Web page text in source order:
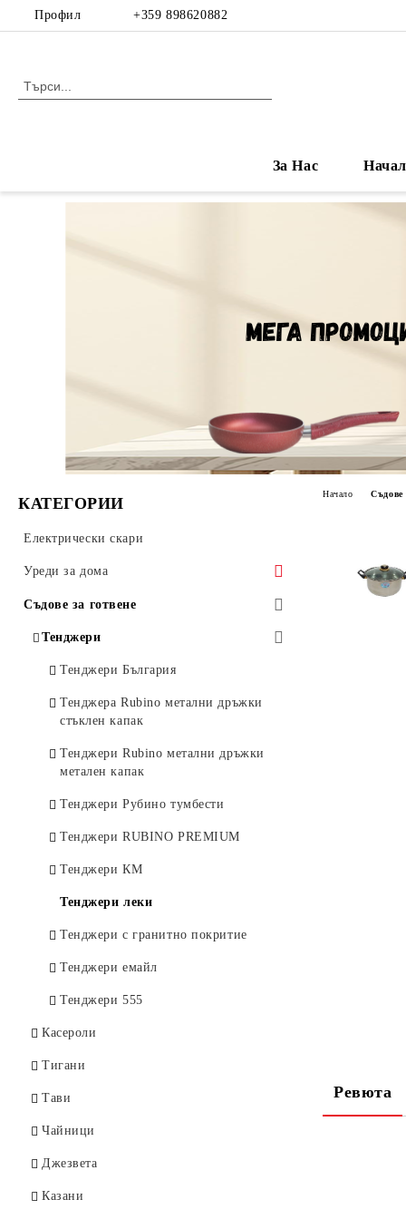
Профил +359 898620882
За Нас
КАТЕГОРИИ
Електрически скари
Уреди за дома
Електрически уреди
Чушкопек
Готварски печки
Домакински уреди
Бързовари
Електрически одеала
Газови уреди
Газови котлони без защита
Газови котлони за открито
Съдове за готвене
Тенджери
Тенджери България
Тенджера Rubino метални дръжки
стъклен капак
Тенджери Rubino метални дръжки
метален капак
Тенджери Рубино тумбести
Тенджери RUBINO PREMIUM
Тенджери КМ
Тенджери леки
Тенджери с гранитно покритие
Тенджери емайл
Тенджери 555
Касероли
Тигани
Тави
Чайници
Джезвета
Казани
Начало Съдове
Ревюта